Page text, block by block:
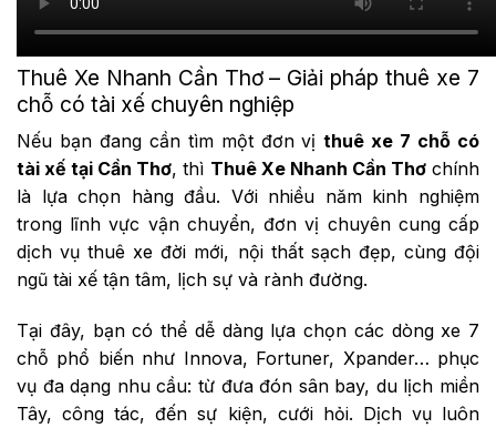
Thuê Xe Nhanh Cần Thơ – Giải pháp thuê xe 7
chỗ có tài xế chuyên nghiệp
Nếu bạn đang cần tìm một đơn vịthuê xe 7 chỗ có
tài xế tại Cần Thơ, thì Thuê Xe Nhanh Cần Thơchính
là lựa chọn hàng đầu. Với nhiều năm kinh nghiệm
trong lĩnh vực vận chuyển, đơn vị chuyên cung cấp
dịch vụ thuê xe đời mới, nội thất sạch đẹp, cùng đội
ngũ tài xế tận tâm, lịch sự và rành đường.
Tại đây, bạn có thể dễ dàng lựa chọn các dòng xe 7
chỗ phổ biến như Innova, Fortuner, Xpander… phục
vụ đa dạng nhu cầu: từ đưa đón sân bay, du lịch miền
Tây, công tác, đến sự kiện, cưới hỏi. Dịch vụ luôn